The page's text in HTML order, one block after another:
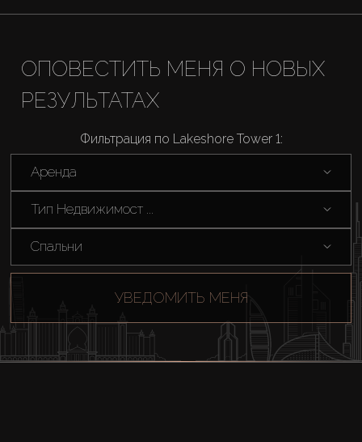
ОПОВЕСТИТЬ МЕНЯ О НОВЫХ
РЕЗУЛЬТАТАХ
Фильтрация по Lakeshore Tower 1:
Аренда
Тип Недвижимост ...
Спальни
УВЕДОМИТЬ МЕНЯ